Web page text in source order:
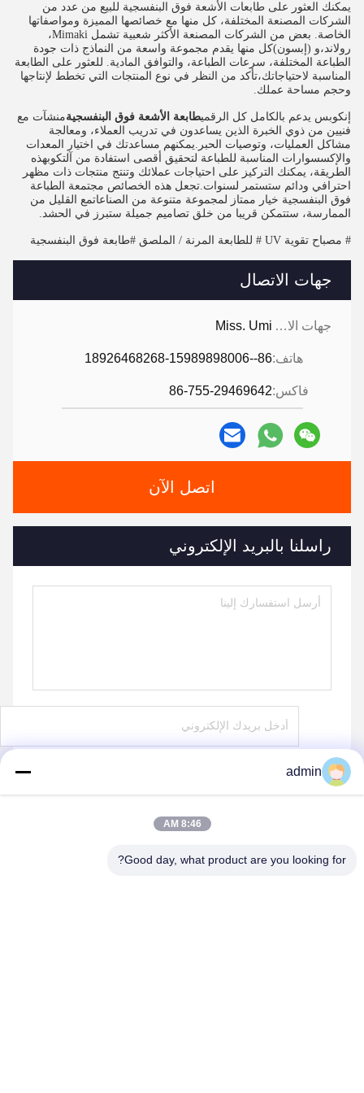
جهات الاتصال
جهات الاتصال: Miss. Umi
هاتف:86--18926468268-15989898006
فاكس:86-755-29469642
اتصل الآن
راسلنا بالبريد الإلكتروني
يرسل
يمكنك العثور على طابعات الأشعة فوق البنفسجية للبيع من عدد من
الشركات المصنعة المختلفة، كل منها مع خصائصها المميزة ومواصفاتها
الخاصة. بعض من الشركات المصنعة الأكثر شعبية تشمل Mimaki،
رولاند،و (إبسون)كل منها يقدم مجموعة واسعة من النماذج ذات جودة
الطباعة المختلفة، سرعات الطباعة، والتوافق المادية. للعثور على الطابعة
المناسبة لاحتياجاتك،تأكد من النظر في نوع المنتجات التي تخطط لإنتاجها
وحجم مساحة عملك.
إنكوبس يدعم بالكامل كل الرقميطابعة الأشعة فوق البنفسجيةمنشآت مع
فنيين من ذوي الخبرة الذين يساعدون في تدريب العملاء، ومعالجة
مشاكل العمليات، وتوصيات الحبر.يمكنهم مساعدتك في اختيار المعدات
والإكسسوارات المناسبة للطباعة لتحقيق أقصى استفادة من آلتكوبهذه
الطريقة، يمكنك التركيز على احتياجات عملائك وتنتج منتجات ذات مظهر
احترافي ودائم ستستمر لسنوات.تجعل هذه الخصائص مجتمعة الطباعة
فوق البنفسجية خيار ممتاز لمجموعة متنوعة من الصناعاتمع القليل من
الممارسة، ستتمكن قريبا من خلق تصاميم جميلة ستبرز في الحشد.
# مصباح تقوية UV # للطابعة المرنة / الملصق # طابعة فوق البنفسجية
admin
8:46 AM
Good day, what product are you looking for?